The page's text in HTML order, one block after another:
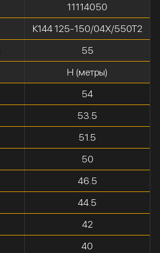
11114050
К144 125-150/04Х/550Т2
55
H (метры)
54
53.5
51.5
50
46.5
44.5
42
40